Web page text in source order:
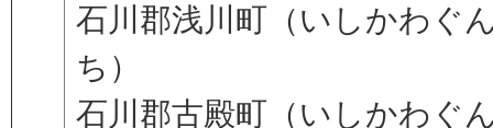
石川郡浅川町（いしかわぐ
ち）
石川郡古殿町（いしかわぐ